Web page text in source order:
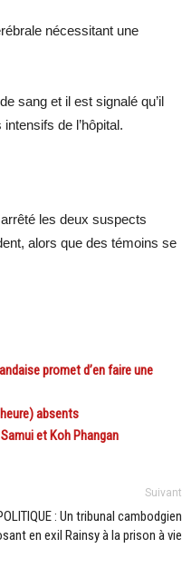
nécessitant une
sang et il est signalé qu’il
de l’hôpital.
les deux suspects
alors que des témoins se
promet d’en faire une
absents
et Koh Phangan
Suivant
: Un tribunal cambodgien
en exil Rainsy à la prison à vie